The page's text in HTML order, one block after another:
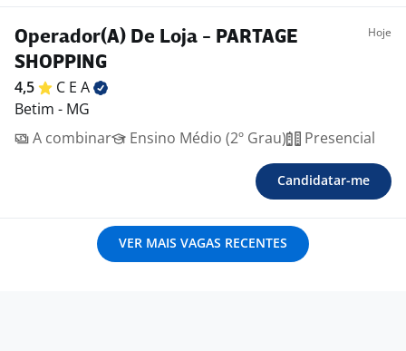
Operador(A) De Loja - PARTAGE
SHOPPING
Hoje
4,5 C E A
Betim - MG
A combinar
Ensino Médio (2º Grau) Presencial
Candidatar-me
VER MAIS VAGAS RECENTES